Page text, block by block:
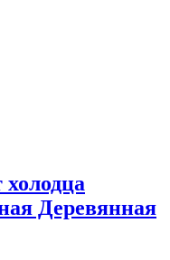
Деревянная